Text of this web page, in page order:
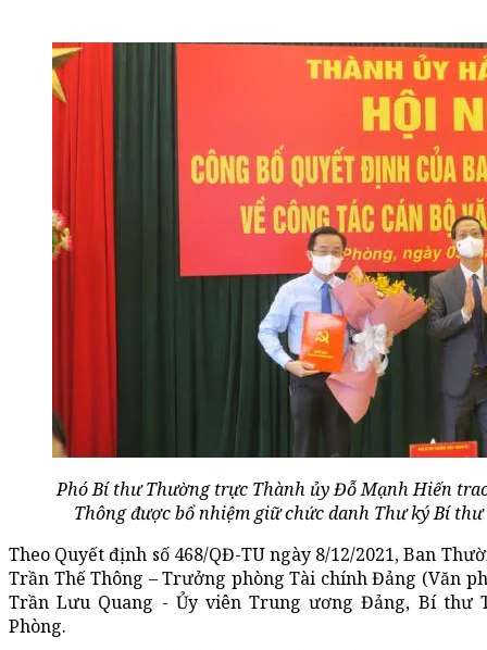
Phó Bí thư Thường trực Thành ủy Đỗ Mạnh Hiến
Thông được bổ nhiệm giữ chức danh Thư ký Bí
Theo Quyết định số 468/QĐ-TU ngày 8/12/2021, Ban
Trần Thế Thông – Trưởng phòng Tài chính Đảng (Văn
Trần Lưu Quang - Ủy viên Trung ương Đảng, Bí thư
Phòng.